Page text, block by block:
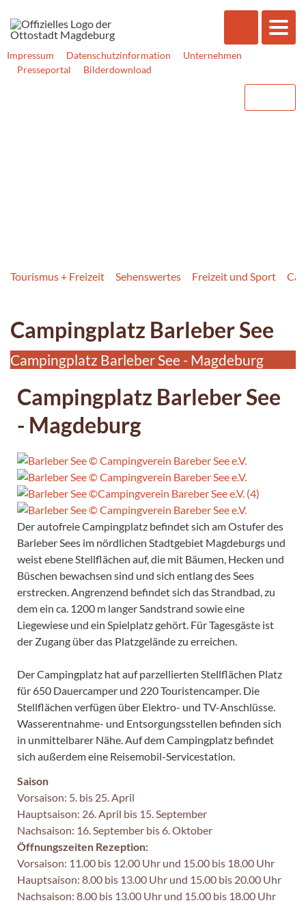
Impressum Datenschutzinformation
Unternehmen
Presseportal
Bilderdownload
Tourismus + Freizeit Sehenswertes Freizeit und Sport
Campingplatz Barleber See
Campingplatz Barleber See - Magdeburg
Campingplatz Barleber See
- Magdeburg
Der autofreie Campingplatz befindet sich am Ostufer des
Barleber Sees im nördlichen Stadtgebiet Magdeburgs und
weist ebene Stellflächen auf, die mit Bäumen, Hecken und
Büschen bewachsen sind und sich entlang des Sees
erstrecken. Angrenzend befindet sich das Strandbad, zu
dem ein ca. 1200 m langer Sandstrand sowie eine
Liegewiese und ein Spielplatz gehört. Für Tagesgäste ist
der Zugang über das Platzgelände zu erreichen.
Der Campingplatz hat auf parzellierten Stellflächen Platz
für 650 Dauercamper und 220 Touristencamper. Die
Stellflächen verfügen über Elektro- und TV-Anschlüsse.
Wasserentnahme- und Entsorgungsstellen befinden sich
in unmittelbarer Nähe. Auf dem Campingplatz befindet
sich außerdem eine Reisemobil-Servicestation.
Saison
Vorsaison: 5. bis 25. April
Hauptsaison: 26. April bis 15. September
Nachsaison: 16. September bis 6. Oktober
Öffnungszeiten Rezeption:
Vorsaison: 11.00 bis 12.00 Uhr und 15.00 bis 18.00 Uhr
Hauptsaison: 8.00 bis 13.00 Uhr und 15.00 bis 20.00 Uhr
Nachsaison: 8.00 bis 13.00 Uhr und 15.00 bis 18.00 Uhr